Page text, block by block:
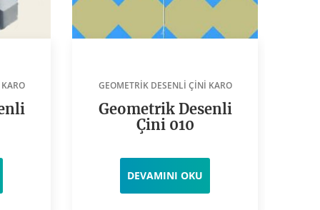
GEOMETRIK DESENLI ÇINI KARO
Geometrik Desenli
Çini 010
DEVAMINI OKU